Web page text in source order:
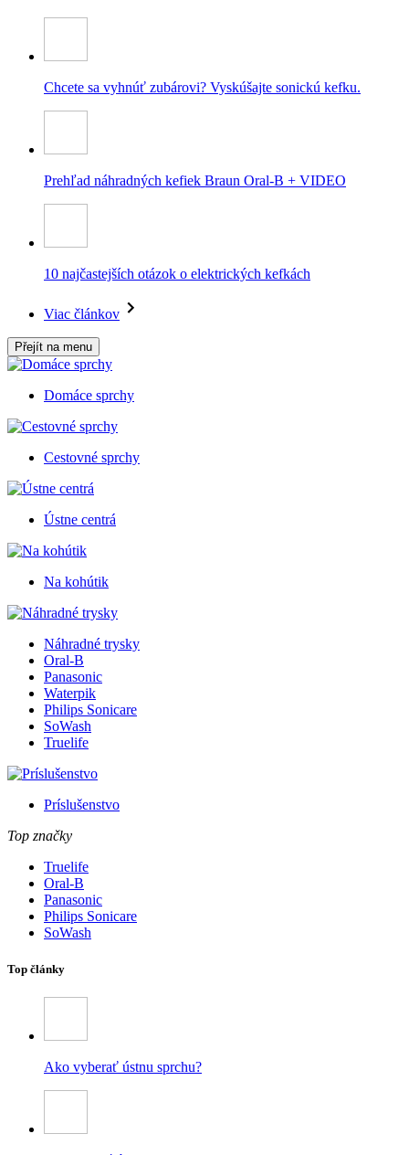
Chcete sa vyhnúť zubárovi? Vyskúšajte sonickú kefku.
Prehľad náhradných kefiek Braun Oral-B + VIDEO
10 najčastejších otázok o elektrických kefkách
Viac článkov
Přejít na menu
Domáce sprchy
Cestovné sprchy
Ústne centrá
Na kohútik
Náhradné trysky
Oral-B
Panasonic
Waterpik
Philips Sonicare
SoWash
Truelife
Príslušenstvo
Top značky
Truelife
Oral-B
Panasonic
Philips Sonicare
SoWash
Top články
Ako vyberať ústnu sprchu?